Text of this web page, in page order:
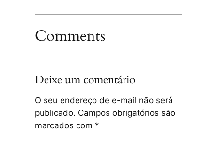
Comments
Deixe um comentário
O seu endereço de e-mail não será
publicado. Campos obrigatórios são
marcados com *